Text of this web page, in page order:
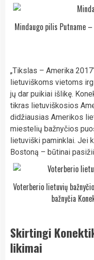
Mindaugo pilis Putname
„Tikslas – Amerika
lietuviškoms vietoms
jų dar puikiai išlikę.
tikras lietuviškosios
didžiausias Amerikos
miestelių bažnyčios
lietuviški paminklai. Jei
Bostoną – būtinai
Voterberio lietuvių
bažnyčia
Skirtingi
likimai